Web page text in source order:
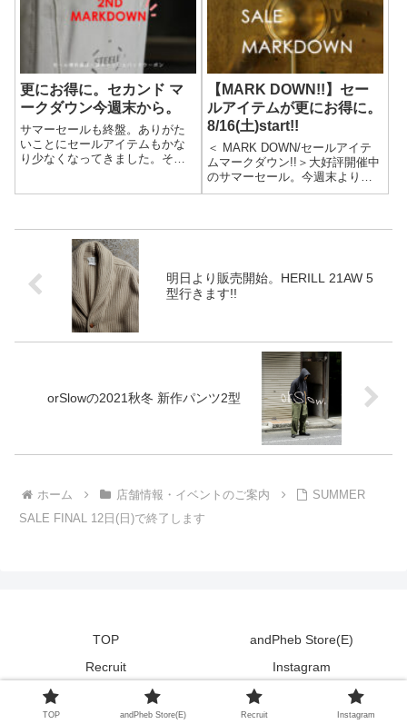
更にお得に。セカンド マ
ークダウン今週末から。
サマーセールも終盤。ありがた
いことにセールアイテムもかな
り少なくなってきました。そこ
20:00～【店頭】7/16(土) 11...
【MARK DOWN!!】セー
ルアイテムが更にお得に。
8/16(土)start!!
＜ MARK DOWN/セールアイテ
ムマークダウン!!＞大好評開催中
のサマーセール。今週末より、
セール対象アイテムがマークダ
明日より販売開始。HERILL 21AW 5
型行きます!!
orSlowの2021秋冬 新作パンツ2型
ホーム 店舗情報・イベントのご案内
SUMMER
SALE FINAL 12日(日)で終了します
TOP
andPheb Store(E)
Recruit
Instagram
Copyright © 2011-2026 andPheb Staff Blog All Rights Reserved.
TOP andPheb Store(E) Recruit Instagram